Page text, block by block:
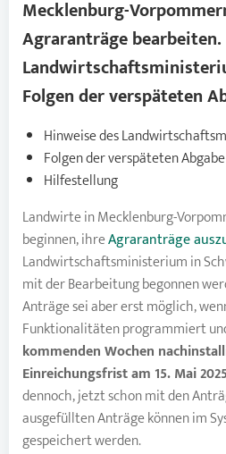
Mecklenburg-
Agraranträgebearbeiten.
Folgen der verspäteten
Hinweise des
Folgen der verspäteten
Hilfestellung
Landwirte in Mecklenburg-
beginnen, ihreAgraranträge
Landwirtschaftsministerium in
mit der Bearbeitung begonnen
Anträge sei aber erst möglich,
Funktionalitäten programmiert
kommenden Wochen
Einreichungsfrist am 15. Mai
dennoch, jetzt schon mit den
ausgefüllten Anträge können im
gespeichert werden.